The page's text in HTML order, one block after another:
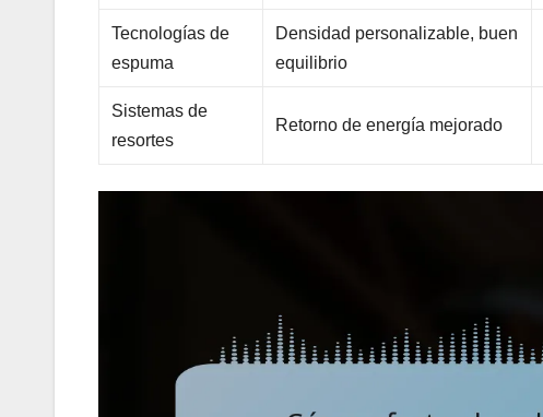
Tecnologías de
espuma
Densidad personalizable, buen
equilibrio
Sistemas de
resortes
Retorno de energía mejorado